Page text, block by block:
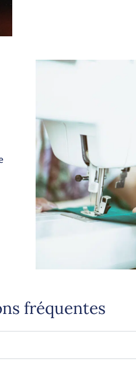
fréquentes